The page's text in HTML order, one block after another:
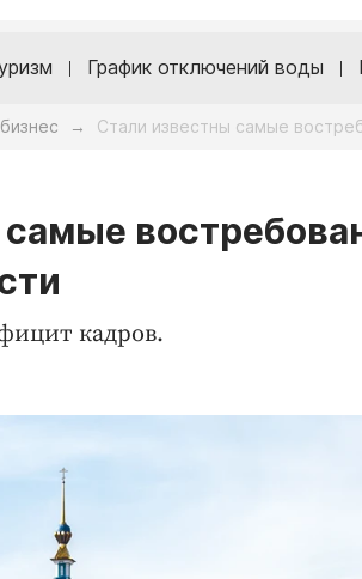
График отключений воды
→ Стали известны самые
кадров.